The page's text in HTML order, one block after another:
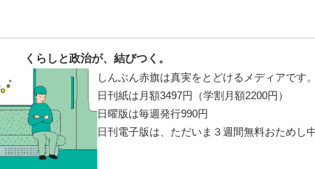
くらしと政治が、結びつく。
しんぶん赤旗は真実をとどけるメディアです。
日刊紙は月額3497円（学割月額2200円）
日曜版は毎週発行990円
日刊電子版は、ただいま３週間無料おためし中